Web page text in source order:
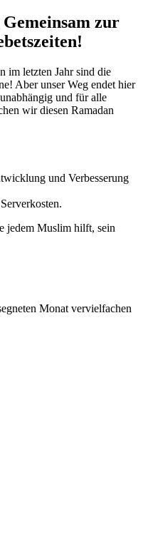
zur
im letzten Jahr sind die
Aber unser Weg endet hier
und für alle
wir diesen Ramadan
und Verbesserung
jedem Muslim hilft, sein
Monat vervielfachen